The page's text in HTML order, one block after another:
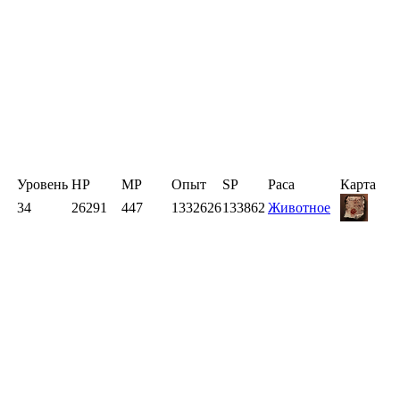
Уровень HP MP Опыт SP Раса
Карта
34
26291 447 1332626133862 Животное